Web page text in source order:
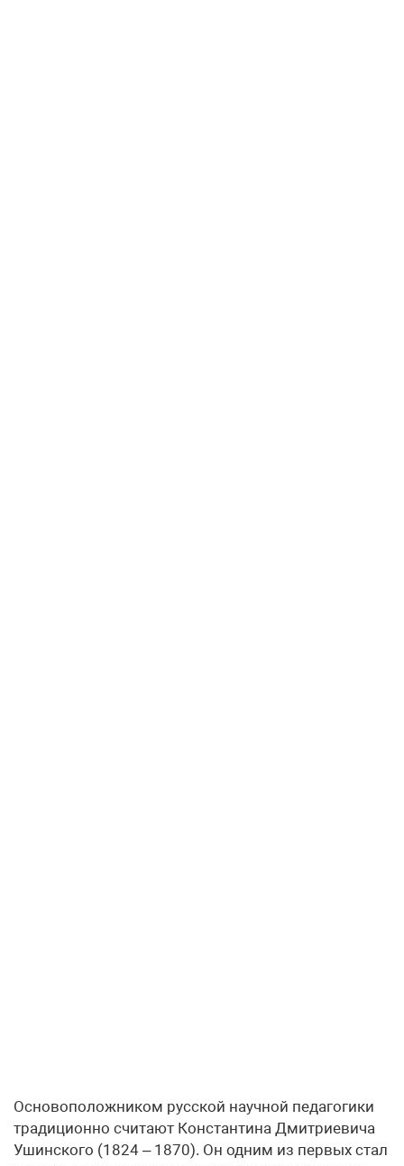
Основоположником русской научной педагогики
традиционно считают Константина Дмитриевича
Ушинского (1824 – 1870). Он одним из первых стал